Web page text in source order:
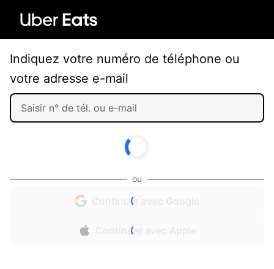
Indiquez votre numéro de téléphone ou
votre adresse e-mail
ou
Continuer avec Google
Continuer avec Apple